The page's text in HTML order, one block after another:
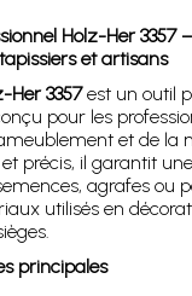
Holz-Her 3357
et artisans
Her 3357est un outil
pour les
et de la
précis, il garantit
agrafes ou
utilisés en
principales